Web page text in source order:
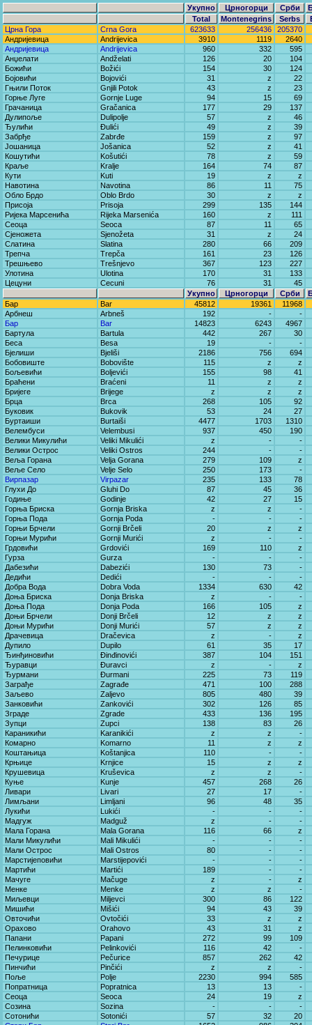
Укупно Црногорци Срби
Total
Montenegrins Serbs
Црна Гора
Crna Gora 623633 256436
205370
Андријевица
Andrijevica 3910 1119
2640
Андријевица
Andrijevica 960 332
595
Анџелати
Andželati 126 20
104
Божићи
Božići 154 30
124
Бојовићи
Bojovići 31 z
22
Гњили Поток
Gnjili Potok 43 z
23
Горње Луге
Gornje Luge 94 15
69
Грачаница
Gračanica 177 29
137
Дулипоље
Dulipolje 57 z
46
Ђулићи
Đulići 49 z
39
Забрђе
Zabrđe 159 z
97
Јошаница
Jošanica 52 z
41
Кошутићи
Košutići 78 z
59
Краље
Kralje 164 74
87
Кути
Kuti 19 z
z
Навотина
Navotina 86 11
75
Обло Брдо
Oblo Brdo 30 z
z
Присоја
Prisoja 299 135
144
Ријека Марсенића
Rijeka Marsenića 160 z
111
Сеоца
Seoca 87 11
65
Сјеножета
Sjenožeta 31 z
24
Слатина
Slatina 280 66
209
Трепча
Trepča 161 23
126
Трешњево
Trešnjevo 367 123
227
Улотина
Ulotina 170 31
133
Цецуни
Cecuni 76 31
45
Укупно
Црногорци Срби
Бар
Bar 45812 19361
11968
Арбнеш
Arbneš 192 -
-
Бар
Bar 14823 6243
4967
Бартула
Bartula 442 267
30
Беса
Besa 19 -
-
Бјелиши
Bjeliši 2186 756
694
Бобовиште
Bobovište 115 z
z
Бољевићи
Boljevići 155 98
41
Браћени
Braćeni 11 z
z
Бријеге
Brijege z z
z
Брца
Brca 268 105
92
Буковик
Bukovik 53 24
27
Буртаиши
Burtaiši 4477 1703
1310
Велембуси
Velembusi 937 450
190
Велики Микулићи
Veliki Mikulići z -
-
Велики Острос
Veliki Ostros 244 -
-
Веља Горана
Velja Gorana 279 109
z
Веље Село
Velje Selo 250 173
-
Вирпазар
Virpazar 235 133
78
Глухи До
Gluhi Do 87 45
36
Годиње
Godinje 42 27
15
Горња Бриска
Gornja Briska z z
-
Горња Пода
Gornja Poda - -
-
Горњи Брчели
Gornji Brčeli 20 z
z
Горњи Мурићи
Gornji Murići z -
-
Грдовићи
Grdovići 169 110
z
Гурза
Gurza - -
-
Дабезићи
Dabezići 130 73
-
Дедићи
Dedići - -
-
Добра Вода
Dobra Voda 1334 630
42
Доња Бриска
Donja Briska z -
-
Доња Пода
Donja Poda 166 105
z
Доњи Брчели
Donji Brčeli 12 z
z
Доњи Мурићи
Donji Murići 57 z
z
Драчевица
Dračevica z -
z
Дупило
Dupilo 61 35
17
Ђинђиновићи
Đinđinovići 387 104
151
Ђуравци
Đuravci z -
z
Ђурмани
Đurmani 225 73
119
Заграђе
Zagrađe 471 100
288
Заљево
Zaljevo 805 480
39
Занковићи
Zankovići 302 126
85
Зграде
Zgrade 433 136
195
Зупци
Zupci 138 83
26
Караникићи
Karanikići z z
-
Комарно
Komarno 11 z
z
Коштањица
Koštanjica 110 -
-
Крњице
Krnjice 15 z
z
Крушевица
Kruševica z z
-
Куње
Kunje 457 268
26
Ливари
Livari 27 17
-
Лимљани
Limljani 96 48
35
Лукићи
Lukići - -
-
Мадгуж
Madguž z -
-
Мала Горана
Mala Gorana 116 66
z
Мали Микулићи
Mali Mikulići - -
-
Мали Острос
Mali Ostros 80 -
-
Марстијеповићи
Marstijepovići - -
-
Мартићи
Martići 189 -
-
Мачуге
Mačuge z -
z
Менке
Menke z z
-
Миљевци
Miljevci 300 86
122
Мишићи
Mišići 94 43
39
Овточићи
Ovtočići 33 z
z
Орахово
Orahovo 43 31
z
Папани
Papani 272 99
109
Пелинковићи
Pelinkovići 116 42
-
Печурице
Pečurice 857 262
42
Пинчићи
Pinčići z z
-
Поље
Polje 2230 994
585
Попратница
Popratnica 13 13
-
Сеоца
Seoca 24 19
z
Созина
Sozina - -
-
Сотонићи
Sotonići 57 32
20